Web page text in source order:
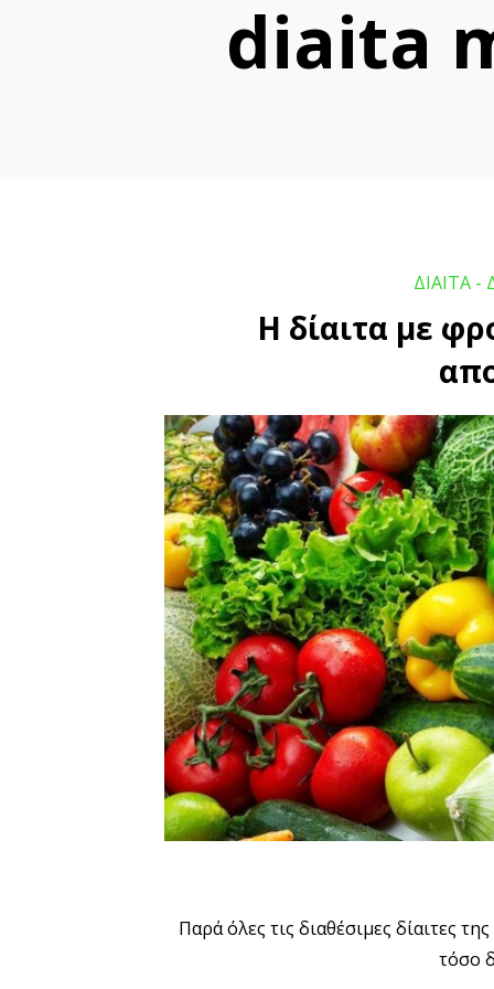
diaita
ΔΙΑΙΤΑ -
Η δίαιτα με
Παρά όλες τις διαθέσιμες δίαιτες
τόσο